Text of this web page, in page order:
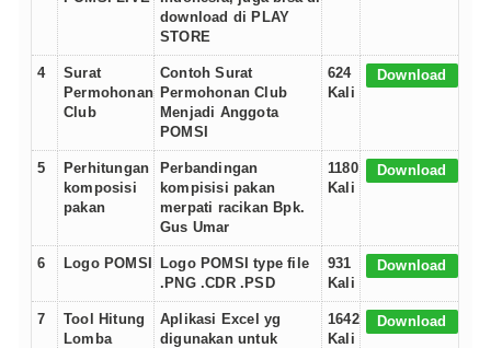
Download
Auctions
Shop
download di PLAY
STORE
4
Surat
Permohonan
Club
Contoh Surat
Permohonan Club
Menjadi Anggota
POMSI
624
Kali
Download
5
Perhitungan
komposisi
pakan
Perbandingan
kompisisi pakan
merpati racikan Bpk.
Gus Umar
1180
Kali
Download
6 Logo POMSI
Logo POMSI type file
.PNG .CDR .PSD
931
Kali
Download
7
Tool Hitung
Lomba
Aplikasi Excel yg
digunakan untuk
1642
Kali
Download